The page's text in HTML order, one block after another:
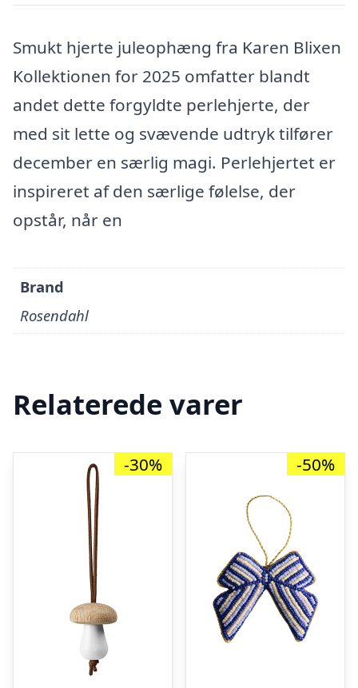
Smukt hjerte juleophæng fra Karen Blixen
Kollektionen for 2025 omfatter blandt
andet dette forgyldte perlehjerte, der
med sit lette og svævende udtryk tilfører
december en særlig magi. Perlehjertet er
inspireret af den særlige følelse, der
opstår, når en
Brand
Rosendahl
Relaterede varer
-30% -50%